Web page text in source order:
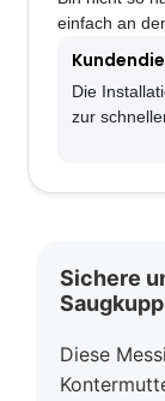
einfach an
Die
zur
Sichere
Diese